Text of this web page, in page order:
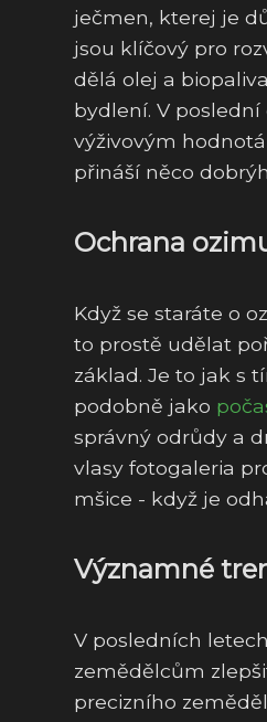
ječmen, kterej je
jsou klíčový pro
dělá olej a
bydlení. V
výživovým
přináší něco
Ochrana
Když se staráte o
to prostě udělat
základ. Je to jak s
podobně jako
správný odrůdy a
vlasy fotogaleria
mšice - když je
Významné
V posledních
zemědělcům
precizního